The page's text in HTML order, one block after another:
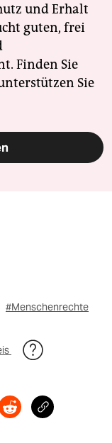
und Erhalt
guten, frei
Finden Sie
Sie
#Menschenrechte